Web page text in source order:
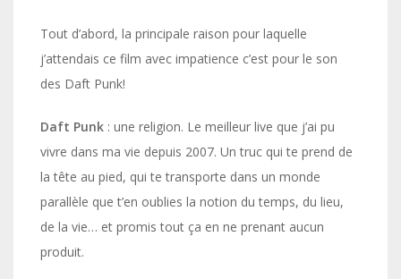
Tout d’abord, la principale raison pour laquelle
j’attendais ce film avec impatience c’est pour le son
des Daft Punk!
Daft Punk : une religion. Le meilleur live que j’ai pu
vivre dans ma vie depuis 2007. Un truc qui te prend de
la tête au pied, qui te transporte dans un monde
parallèle que t’en oublies la notion du temps, du lieu,
de la vie… et promis tout ça en ne prenant aucun
produit.